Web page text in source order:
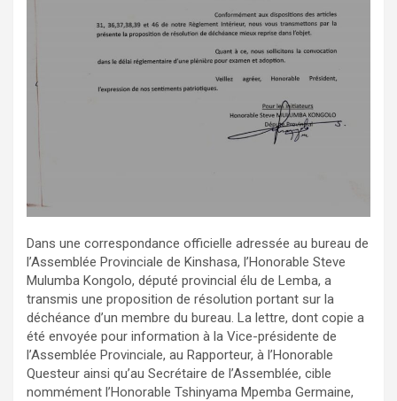
Dans une correspondance officielle adressée au bureau de
l’Assemblée Provinciale de Kinshasa, l’Honorable Steve
Mulumba Kongolo, député provincial élu de Lemba, a
transmis une proposition de résolution portant sur la
déchéance d’un membre du bureau. La lettre, dont copie a
été envoyée pour information à la Vice-présidente de
l’Assemblée Provinciale, au Rapporteur, à l’Honorable
Questeur ainsi qu’au Secrétaire de l’Assemblée, cible
nommément l’Honorable Tshinyama Mpemba Germaine,